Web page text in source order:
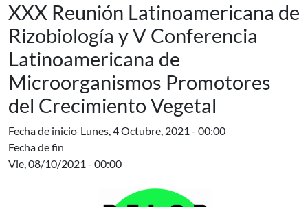
XXX Reunión Latinoamericana de
Rizobiología y V Conferencia
Latinoamericana de
Microorganismos Promotores
del Crecimiento Vegetal
Fecha de inicio Lunes, 4 Octubre, 2021 - 00:00
Fecha de fin
Vie, 08/10/2021 - 00:00